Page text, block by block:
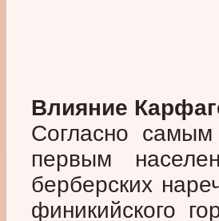
Влияние
Согласно
первым
берберских
финикийского